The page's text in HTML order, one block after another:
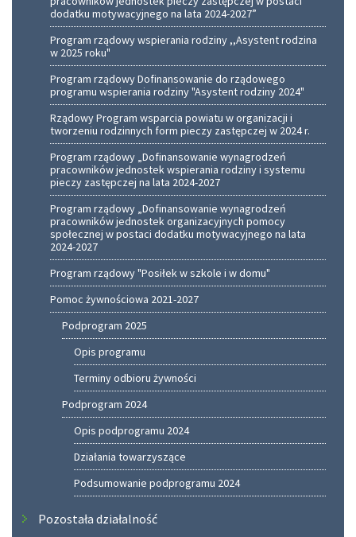
dodatku motywacyjnego na lata 2024-2027”
Program rządowy wspierania rodziny ,,Asystent rodzina
w 2025 roku"
Program rządowy Dofinansowanie do rządowego
programu wspierania rodziny "Asystent rodziny 2024"
Rządowy Program wsparcia powiatu w organizacji i
tworzeniu rodzinnych form pieczy zastępczej w 2024 r.
Program rządowy „Dofinansowanie wynagrodzeń
pracowników jednostek wspierania rodziny i systemu
pieczy zastępczej na lata 2024-2027
Program rządowy „Dofinansowanie wynagrodzeń
pracowników jednostek organizacyjnych pomocy
społecznej w postaci dodatku motywacyjnego na lata
2024-2027
Program rządowy "Posiłek w szkole i w domu"
Pomoc żywnościowa 2021-2027
Podprogram 2025
Opis programu
Terminy odbioru żywności
Podprogram 2024
Opis podprogramu 2024
Działania towarzyszące
Podsumowanie podprogramu 2024
Pozostała działalność